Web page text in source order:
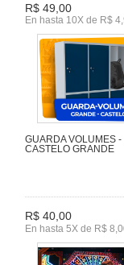
R$ 49,00
En hasta 10X de R$
GUARDA VOLUMES -
CASTELO GRANDE
R$ 40,00
En hasta 5X de R$